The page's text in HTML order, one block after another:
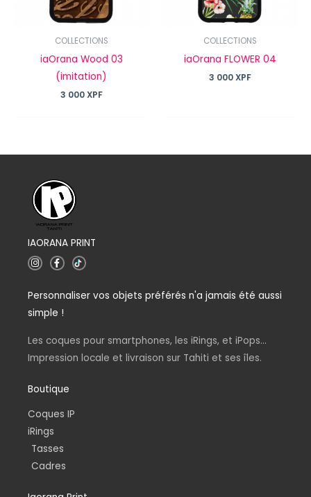
COLLECTIONS
iaOrana Wood 03
(imitation)
3 000XPF
COLLECTIONS
iaOrana FLOWER 04
3 000XPF
IAORANA PRINT
I
n
a
r
F
a
b
o
f
Personnaliser vos objets préférés n'a jamais été aussi
simple !
Les coques pour smartphones, les iRings, et iPops...
Impression locale et livraison sur Tahiti et ses îles.
Boutique
Coques IP
iRings
Tasses
Cadres